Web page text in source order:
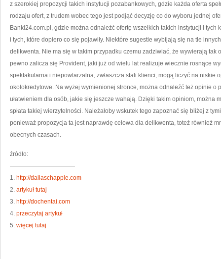
z szerokiej propozycji takich instytucji pozabankowych, gdzie każda oferta
rodzaju ofert, z trudem wobec tego jest podjąć decyzję co do wyboru jednej
Banki24.com.pl, gdzie można odnaleźć ofertę wszelkich takich instytucji i tych
i tych, które dopiero co się pojawiły. Niektóre sugestie wybijają się na tle
delikwenta. Nie ma się w takim przypadku czemu zadziwiać, że wywierają tak
pewno zalicza się Provident, jaki już od wielu lat realizuje wiecznie rosnące
spektakularna i niepowtarzalna, zwłaszcza stali klienci, mogą liczyć na niskie
okołokredytowe. Na wyżej wymienionej stronce, można odnaleźć też opinie o
ułatwieniem dla osób, jakie się jeszcze wahają. Dzięki takim opiniom, można
spłata takiej wierzytelności. Należałoby wskutek tego zapoznać się bliżej z
ponieważ propozycja ta jest naprawdę celowa dla delikwenta, toteż również
obecnych czasach.
źródło:
———————————
1. http://dallaschapple.com
2. artykuł tutaj
3. http://dochentai.com
4. przeczytaj artykuł
5. więcej tutaj